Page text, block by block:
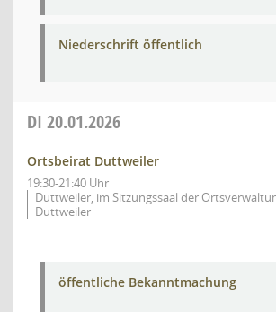
Niederschrift öffentlich
DI 20.01.2026
Ortsbeirat Duttweiler
19:30-21:40 Uhr
Duttweiler, im Sitzungssaal der
Duttweiler
öffentliche Bekanntmachung